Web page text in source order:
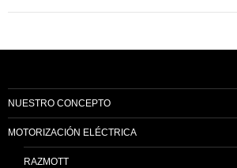
NUESTRO CONCEPTO
MOTORIZACIÓN ELÉCTRICA
RAZMOTT